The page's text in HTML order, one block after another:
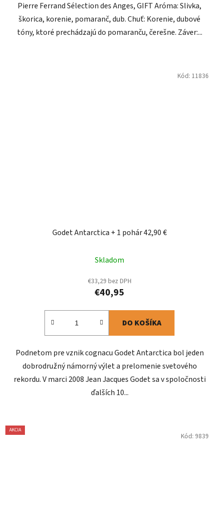
Pierre Ferrand Sélection des Anges, GIFT Aróma: Slivka,
škorica, korenie, pomaranč, dub. Chuť: Korenie, dubové
tóny, ktoré prechádzajú do pomaranču, čerešne. Záver:...
Godet Antarctica + 1 pohár 42,90 €
Skladom
€33,29 bez DPH
€40,95
DO KOŠÍKA
Podnetom pre vznik cognacu Godet Antarctica bol jeden
dobrodružný námorný výlet a prelomenie svetového
rekordu. V marci 2008 Jean Jacques Godet sa v spoločnosti
ďalších 10...
Kód: 11836
AKCIA
Kód: 9839